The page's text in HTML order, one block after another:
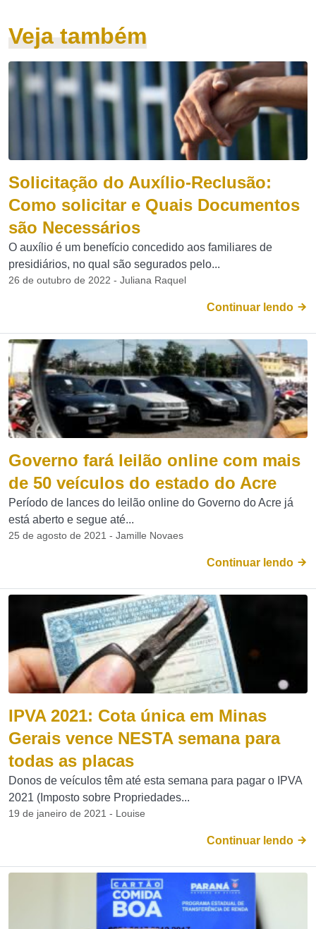
Veja também
Solicitação do Auxílio-Reclusão:
Como solicitar e Quais Documentos
são Necessários
O auxílio é um benefício concedido aos familiares de
presidiários, no qual são segurados pelo...
26 de outubro de 2022 - Juliana Raquel
Continuar lendo
Governo fará leilão online com mais
de 50 veículos do estado do Acre
Período de lances do leilão online do Governo do Acre já
está aberto e segue até...
25 de agosto de 2021 - Jamille Novaes
Continuar lendo
IPVA 2021: Cota única em Minas
Gerais vence NESTA semana para
todas as placas
Donos de veículos têm até esta semana para pagar o IPVA
2021 (Imposto sobre Propriedades...
19 de janeiro de 2021 - Louise
Continuar lendo